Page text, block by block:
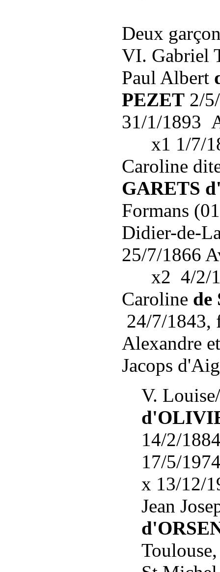
Deux
VI. Gabriel
Paul Albert
PEZET 2/
31/1/1893
x1 1/7/
Caroline
GARETS
Formans
Didier-de-
25/7/1866
x2 4/2/
Caroline de
24/7/1843,
Alexandre
Jacops
V.
14/2/
17/5/
x 13/12/
Jean